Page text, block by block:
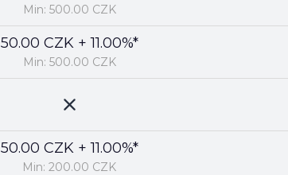
Min: 500.00 CZK
50.00 CZK + 11.00%*
Min: 500.00 CZK
50.00 CZK + 11.00%*
Min: 200.00 CZK